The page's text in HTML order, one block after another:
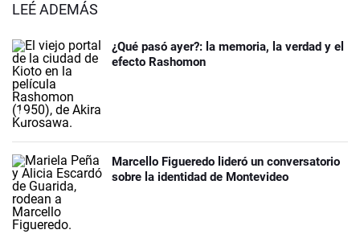
LEÉ ADEMÁS
¿Qué pasó ayer?: la memoria, la verdad y el
efecto Rashomon
Marcello Figueredo lideró un conversatorio
sobre la identidad de Montevideo